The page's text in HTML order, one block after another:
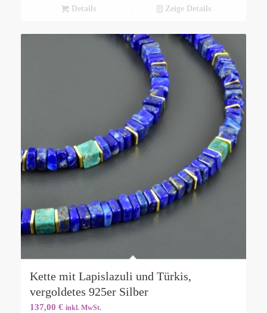
Details Zeige Details
Kette mit Lapislazuli und Türkis,
vergoldetes 925er Silber
137,00 € inkl. MwSt.